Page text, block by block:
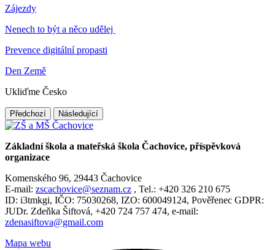
Zájezdy
Nenech to být a něco udělej
Prevence digitální propasti
Den Země
Ukliďme Česko
Předchozí Následující
Základní škola a mateřská škola Čachovice, příspěvková
organizace
Komenského 96, 29443 Čachovice
E-mail: zscachovice@seznam.cz , Tel.: +420 326 210 675
ID: i3tmkgi, IČO: 75030268, IZO: 600049124, Pověřenec GDPR:
JUDr. Zdeňka Šiftová, +420 724 757 474, e-mail:
zdenasiftova@gmail.com
Mapa webu